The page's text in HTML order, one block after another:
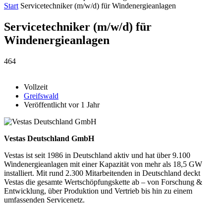
Start Servicetechniker (m/w/d) für Windenergieanlagen
Servicetechniker (m/w/d) für
Windenergieanlagen
464
Vollzeit
Greifswald
Veröffentlicht vor 1 Jahr
Vestas Deutschland GmbH
Vestas ist seit 1986 in Deutschland aktiv und hat über 9.100
Windenergieanlagen mit einer Kapazität von mehr als 18,5 GW
installiert. Mit rund 2.300 Mitarbeitenden in Deutschland deckt
Vestas die gesamte Wertschöpfungskette ab – von Forschung &
Entwicklung, über Produktion und Vertrieb bis hin zu einem
umfassenden Servicenetz.